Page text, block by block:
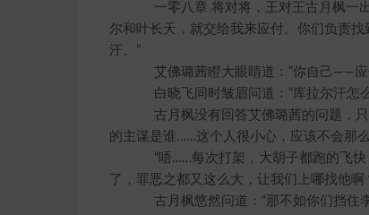
一零八章 将对将，王对王古月枫一出
尔和叶长天，就交给我来应付。你们负责
汗。”
艾佛璐茜瞪大眼睛道：“你自己——应
白晓飞同时皱眉问道：“库拉尔汗怎
古月枫没有回答艾佛璐茜的问题，只
的主谋是谁……这个人很小心，应该不会那
“唔……每次打架，大胡子都跑的飞快
了，罪恶之都又这么大，让我们上哪找他啊
古月枫悠然问道：“那不如你们挡住